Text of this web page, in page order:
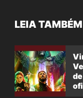
LEIA TAMBÉM